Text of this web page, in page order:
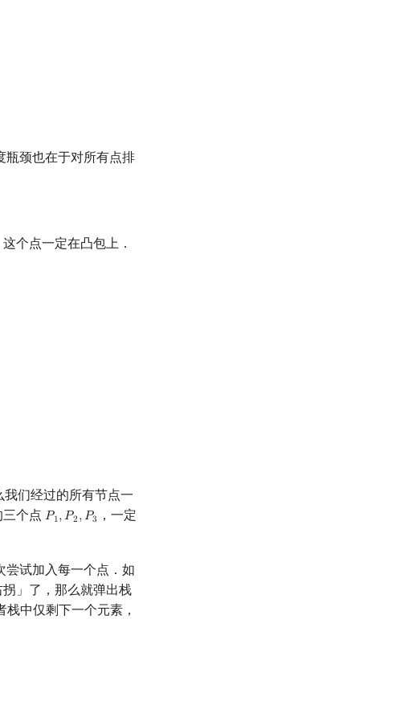
瓶颈也在于对所有点排
个点一定在凸包上．
们经过的所有节点一
个点 𝑃1,𝑃2,𝑃3
P1,P2,P3
，一定
尝试加入每一个点．如
」了，那么就弹出栈
中仅剩下一个元素，